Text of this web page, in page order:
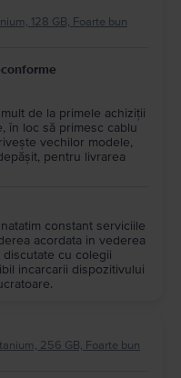
128 GB, Foarte bun
de la primele achiziții
în loc să primesc cablu
vechilor modele,
pentru livrarea
constant serviciile
acordata in vederea
cu colegii
incarcarii dispozitivului
256 GB, Foarte bun